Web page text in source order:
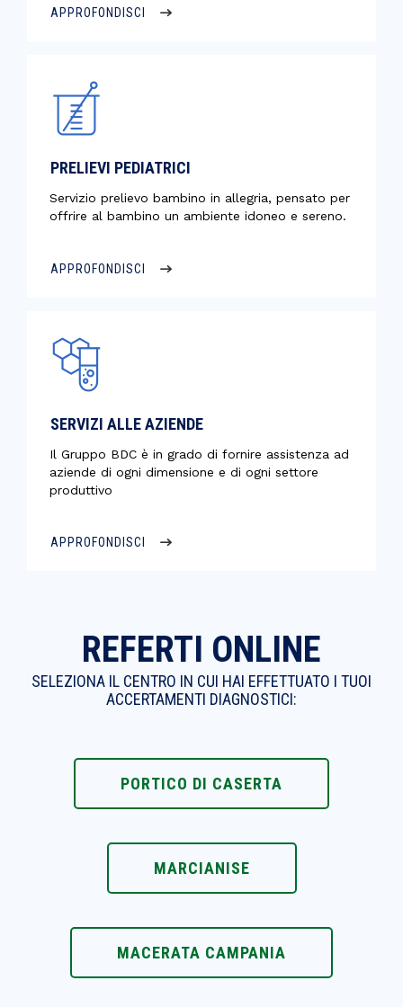
APPROFONDISCI
PRELIEVI PEDIATRICI
Servizio prelievo bambino in allegria, pensato per
offrire al bambino un ambiente idoneo e sereno.
APPROFONDISCI
SERVIZI ALLE AZIENDE
Il Gruppo BDC è in grado di fornire assistenza ad
aziende di ogni dimensione e di ogni settore
produttivo
APPROFONDISCI
REFERTI ONLINE
SELEZIONA IL CENTRO IN CUI HAI EFFETTUATO I TUOI
ACCERTAMENTI DIAGNOSTICI:
PORTICO DI CASERTA
MARCIANISE
MACERATA CAMPANIA